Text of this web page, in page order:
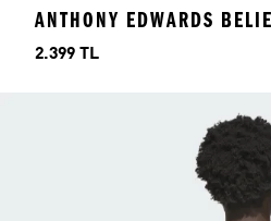
ANTHONY EDWARDS
Fiyat
2.399 TL